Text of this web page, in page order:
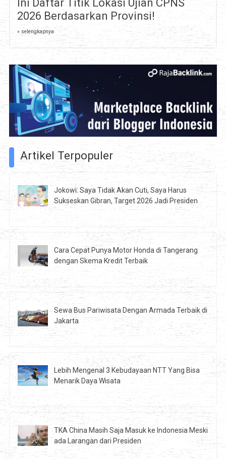
Ini Daftar Titik Lokasi Ujian CPNS
2026 Berdasarkan Provinsi!
» selengkapnya
Artikel Terpopuler
Jokowi: Saya Tidak Akan Cuti, Saya Harus
Sukseskan Gibran, Target 2026 Jadi Presiden
Cara Cepat Punya Motor Honda di Tangerang
dengan Skema Kredit Terbaik
Sewa Bus Pariwisata Dengan Armada Terbaik di
Jakarta
Lebih Mengenal 3 Kebudayaan NTT Yang Bisa
Menarik Daya Wisata
TKA China Masih Saja Masuk ke Indonesia Meski
ada Larangan dari Presiden